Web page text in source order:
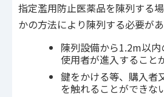
指定濫用防止医薬品を陳列する
かの方法により陳列する必要があ
陳列設備から1.2m以
使用者が進入すること
鍵をかける等、購入者
を触れることができな